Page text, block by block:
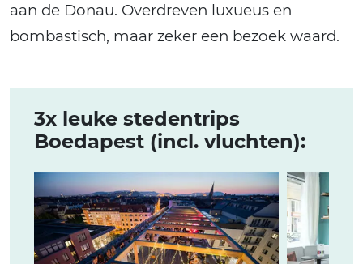
aan de Donau. Overdreven luxueus en
bombastisch, maar zeker een bezoek waard.
3x leuke stedentrips
Boedapest (incl. vluchten):